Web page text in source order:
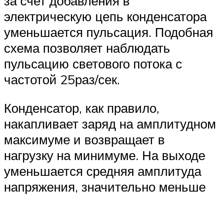
электрическую цепь конденсатора
уменьшается пульсация. Подобная
схема позволяет наблюдать
пульсацию светового потока с
частотой 25раз/сек.
Конденсатор, как правило,
накапливает заряд на амплитудном
максимуме и возвращает в
нагрузку на минимуме. На выходе
уменьшается средняя амплитуда
напряжения, значительно меньше